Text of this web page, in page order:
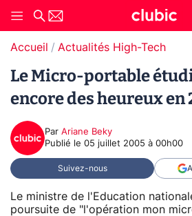
Accueil Actualités High-Tech
Le Micro-portable
encore des heureux en
Par Ariane Beky
Publié le 05 juillet 2005 à 00h00
Suivez-nous
Le ministre de l'Education
poursuite de "l'opération mon